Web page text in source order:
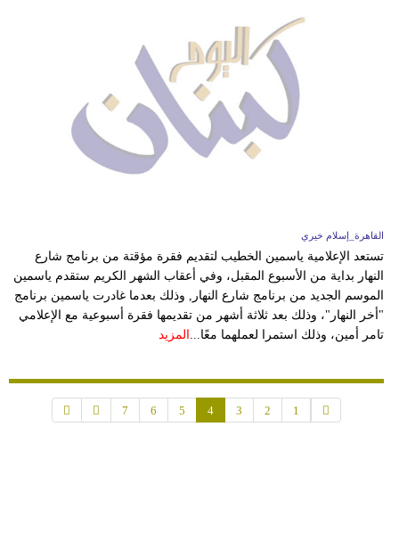
القاهرة_إسلام خيري
تستعد الإعلامية ياسمين الخطيب لتقديم فقرة مؤقتة من برنامج شارع
النهار بداية من الأسبوع المقبل، وفي أعقاب الشهر الكريم ستقدم ياسمين
الموسم الجديد من برنامج شارع النهار, وذلك بعدما غادرت ياسمين برنامج
"أخر النهار"، وذلك بعد ثلاثة أشهر من تقديمها فقرة أسبوعية مع الإعلامي
تامر أمين، وذلك استمرا لعملهما معًا... المزيد
1
2
3
4
5
6
7